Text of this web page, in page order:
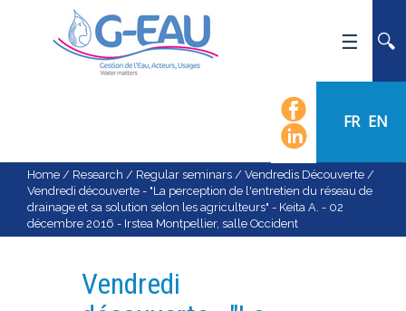
FR EN
NEWS
EVENTS
CALENDAR OF EVENTS
Home / Research / Regular seminars / Vendredis Découverte /
Vendredi découverte - "La perception de l'entretien du réseau de
drainage et sa solution selon les agriculteurs" - Keita A. - 02
décembre 2016 - Irstea Montpellier, salle Occident
Vendredi